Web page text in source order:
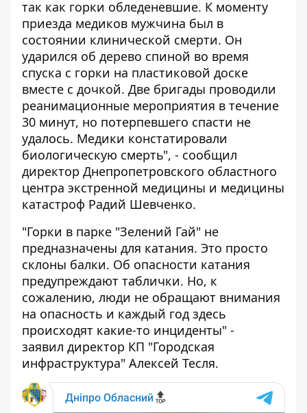
так как горки обледеневшие. К моменту
приезда медиков мужчина был в
состоянии клинической смерти. Он
ударился об дерево спиной во время
спуска с горки на пластиковой доске
вместе с дочкой. Две бригады проводили
реанимационные мероприятия в течение
30 минут, но потерпевшего спасти не
удалось. Медики констатировали
биологическую смерть", - сообщил
директор Днепропетровского областного
центра экстренной медицины и медицины
катастроф Радий Шевченко.
"Горки в парке "Зелений Гай" не
предназначены для катания. Это просто
склоны балки. Об опасности катания
предупреждают таблички. Но, к
сожалению, люди не обращают внимания
на опасность и каждый год здесь
происходят какие-то инциденты" -
заявил директор КП "Городская
инфраструктура" Алексей Тесля.